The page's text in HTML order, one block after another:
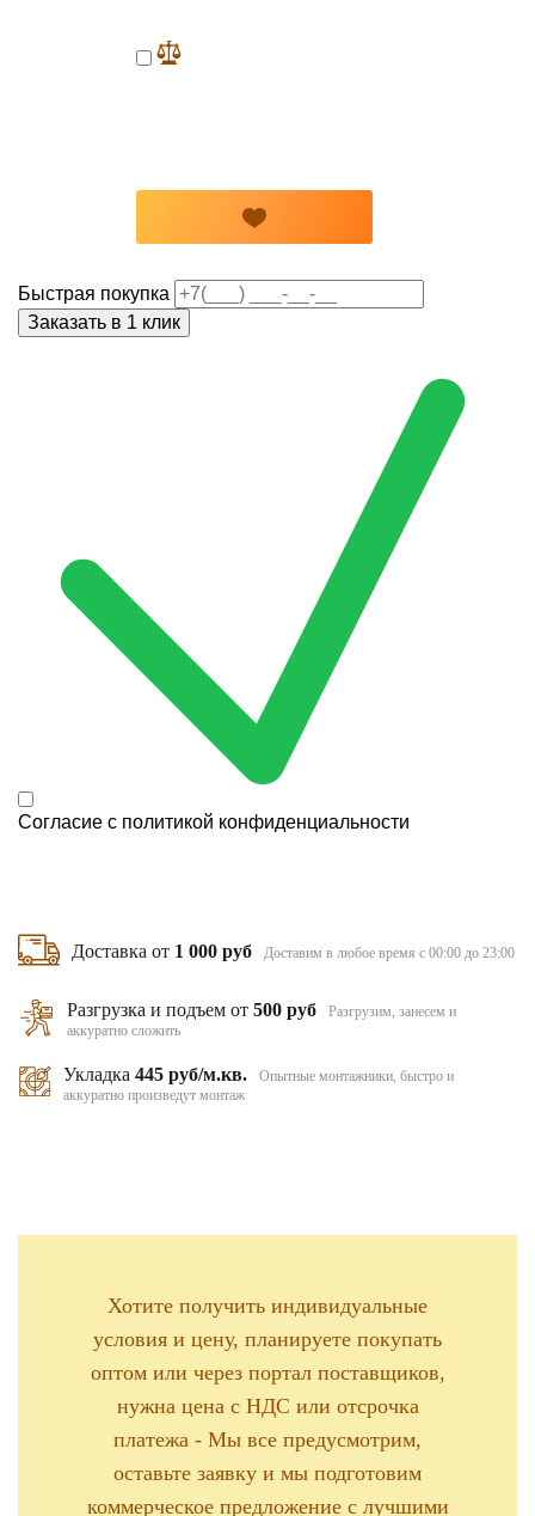
Быстрая покупка
Согласие с политикой конфиденциальности
Доставка от 1 000 руб Доставим в любое время с 00:00 до 23:00
Разгрузка и подъем от500 руб
Разгрузим, занесем и
аккуратно сложить
Укладка 445 руб/м.кв.
Опытные монтажники, быстро и
аккуратно произведут монтаж
Хотите получить индивидуальные
условия и цену, планируете покупать
оптом или через портал поставщиков,
нужна цена с НДС или отсрочка
платежа - Мы все предусмотрим,
оставьте заявку и мы подготовим
коммерческое предложение с лучшими